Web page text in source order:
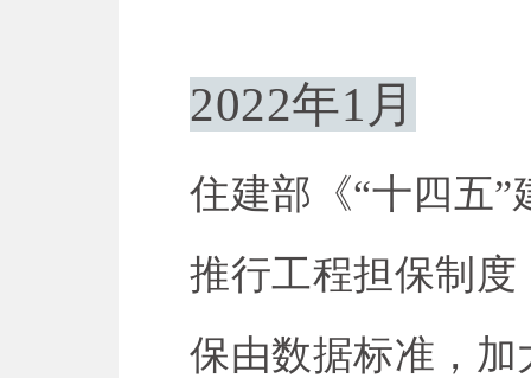
2022年1月
住建部《“十四五
推行工程担保制度
保由数据标准，